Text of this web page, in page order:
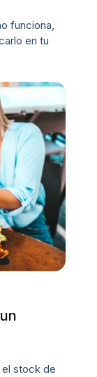
funciona,
en tu
stock de